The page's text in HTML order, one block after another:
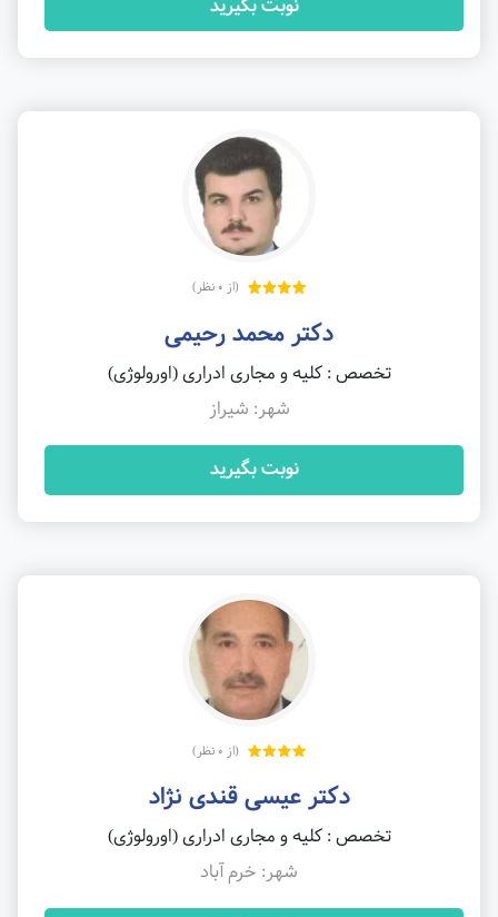
نوبت بگیرید
(از 0 نظر)
دکتر محمد رحیمی
تخصص : کلیه و مجاری ادراری (اورولوژی)
شهر: شیراز
نوبت بگیرید
(از 0 نظر)
دکتر عیسی قندی نژاد
تخصص : کلیه و مجاری ادراری (اورولوژی)
شهر: خرم آباد